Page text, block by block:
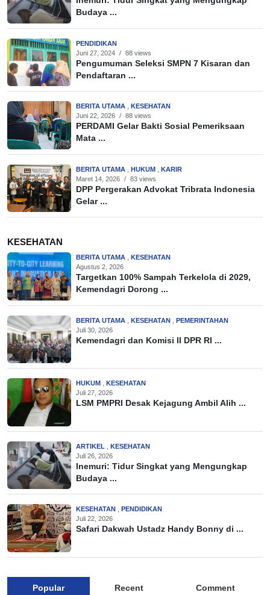
Budaya ...
PENDIDIKAN
Juni 27, 2024 / 88 views
Pengumuman Seleksi SMPN 7 Kisaran dan
Pendaftaran ...
BERITA UTAMA
KESEHATAN
Juni 22, 2026 / 88 views
PERDAMI Gelar Bakti Sosial Pemeriksaan
Mata ...
BERITA UTAMA HUKUM
KARIR
Maret 14, 2026 / 83 views
DPP Pergerakan Advokat Tribrata Indonesia
Gelar ...
KESEHATAN
BERITA UTAMA
KESEHATAN
Agustus 2, 2026
Targetkan 100% Sampah Terkelola di 2029,
Kemendagri Dorong ...
BERITA UTAMA KESEHATAN
PEMERINTAHAN
Juli 30, 2026
Kemendagri dan Komisi II DPR RI ...
HUKUM
KESEHATAN
Juli 27, 2026
LSM PMPRI Desak Kejagung Ambil Alih ...
ARTIKEL
KESEHATAN
Juli 26, 2026
Inemuri: Tidur Singkat yang Mengungkap
Budaya ...
KESEHATAN
PENDIDIKAN
Juli 22, 2026
Safari Dakwah Ustadz Handy Bonny di ...
Popular Recent Comment